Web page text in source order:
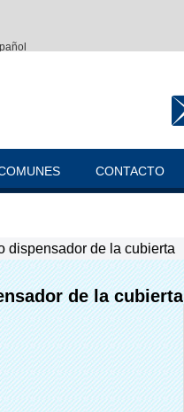
CONTACTO
dispensador de la cubierta
de la cubierta